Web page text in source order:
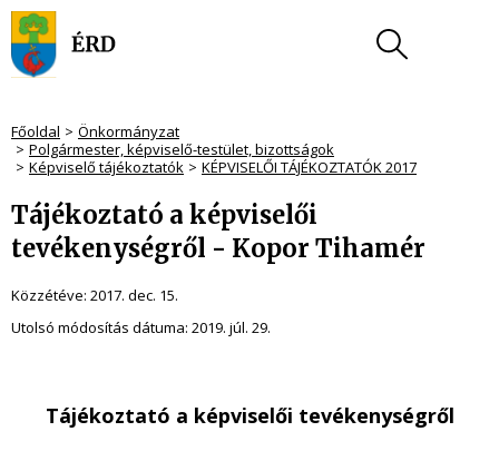
Főoldal
Önkormányzat
Polgármester, képviselő-testület, bizottságok
Képviselő tájékoztatók
KÉPVISELŐI TÁJÉKOZTATÓK 2017
Tájékoztató a képviselői
tevékenységről - Kopor Tihamér
Közzétéve: 2017. dec. 15.
Utolsó módosítás dátuma: 2019. júl. 29.
Tájékoztató a képviselői tevékenységről